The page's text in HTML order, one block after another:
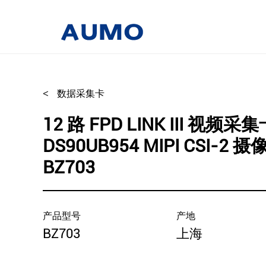
< 数据采集卡
12 路 FPD LINK III 视频采集
DS90UB954 MIPI CSI-2 摄
BZ703
产品型号
BZ703
产地
上海